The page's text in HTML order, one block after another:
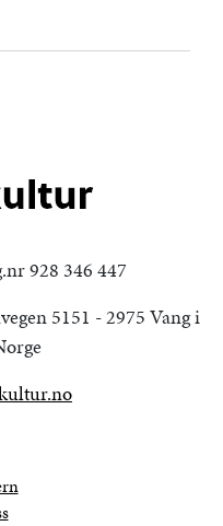
928 346 447
5151 - 2975 Vang i